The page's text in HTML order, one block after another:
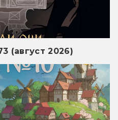
(август 2026)